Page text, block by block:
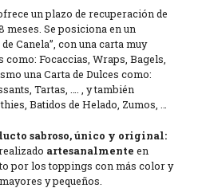
un plazo de recuperación de
meses. Se posiciona en un
Canela”, con una carta muy
como: Focaccias, Wraps, Bagels,
una Carta de Dulces como:
Tartas, …. , y también
Batidos de Helado, Zumos, …
sabroso, único y original:
artesanalmente en
por los toppings con más color y
y pequeños.